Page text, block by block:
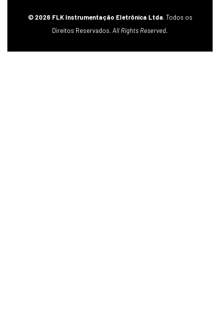
© 2026 FLK Instrumentação Eletrônica Ltda. Todos os
Direitos Reservados. All Rights Reserved.